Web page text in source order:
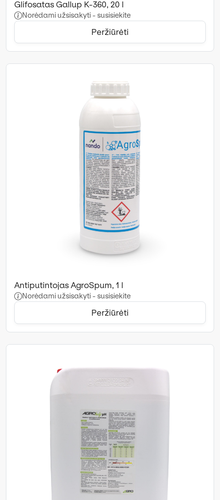
Glifosatas Gallup K-360, 20 l
Norėdami užsisakyti - susisiekite
Peržiūrėti
Antiputintojas AgroSpum, 1 l
Norėdami užsisakyti - susisiekite
Peržiūrėti